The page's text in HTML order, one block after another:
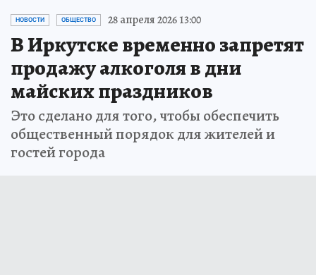
НОВОСТИ ОБЩЕСТВО 28 апреля 2026 13:00
В Иркутске временно запретят
продажу алкоголя в дни
майских праздников
Это сделано для того, чтобы обеспечить
общественный порядок для жителей и
гостей города